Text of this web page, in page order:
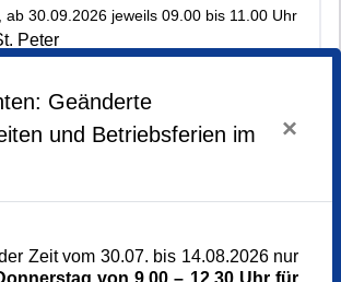
ab 30.09.2026 jeweils 09.00 bis 11.00 Uhr
Peter
Geänderte
und Betriebsferien im
×
Zeit vom 30.07. bis 14.08.2026 nur
von 9.00 – 12.30 Uhr für